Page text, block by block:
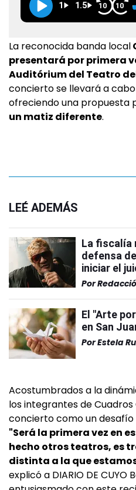
1 1.5 10 10
La reconocida banda local
presentará por primera
Auditórium del Teatro
concierto se llevará a
ofreciendo una propuesta
un matiz diferente.
LEÉ ADEMÁS
La fiscalía
defensa
iniciar el
Por
El "Arte
en San
PorEstela
Acostumbrados a la
los integrantes de
concierto como un
"Será la primera vez en
hecho otros teatros, es
distinta a la que
explicó a DIARIO DE CUYO